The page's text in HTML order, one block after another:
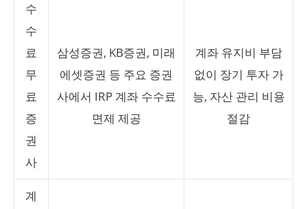
수
수
료
무
료
증
권
사
삼성증권, KB증권, 미래
에셋증권 등 주요 증권
사에서 IRP 계좌 수수료
면제 제공
계좌 유지비 부담
없이 장기 투자 가
능, 자산 관리 비용
절감
계